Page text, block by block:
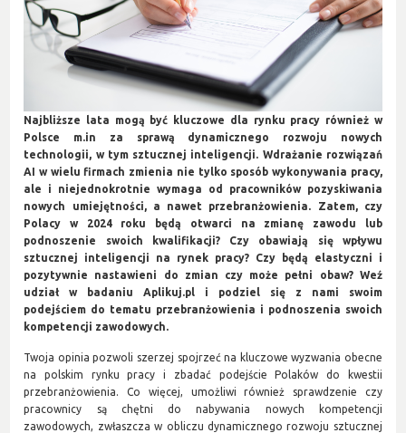
Najbliższe lata mogą być kluczowe dla rynku pracy również w
Polsce m.in za sprawą dynamicznego rozwoju nowych
technologii, w tym sztucznej inteligencji. Wdrażanie rozwiązań
AI w wielu firmach zmienia nie tylko sposób wykonywania pracy,
ale i niejednokrotnie wymaga od pracowników pozyskiwania
nowych umiejętności, a nawet przebranżowienia. Zatem, czy
Polacy w 2024 roku będą otwarci na zmianę zawodu lub
podnoszenie swoich kwalifikacji? Czy obawiają się wpływu
sztucznej inteligencji na rynek pracy? Czy będą elastyczni i
pozytywnie nastawieni do zmian czy może pełni obaw? Weź
udział w badaniu Aplikuj.pl i podziel się z nami swoim
podejściem do tematu przebranżowienia i podnoszenia swoich
kompetencji zawodowych.
Twoja opinia pozwoli szerzej spojrzeć na kluczowe wyzwania obecne
na polskim rynku pracy i zbadać podejście Polaków do kwestii
przebranżowienia. Co więcej, umożliwi również sprawdzenie czy
pracownicy są chętni do nabywania nowych kompetencji
zawodowych, zwłaszcza w obliczu dynamicznego rozwoju sztucznej